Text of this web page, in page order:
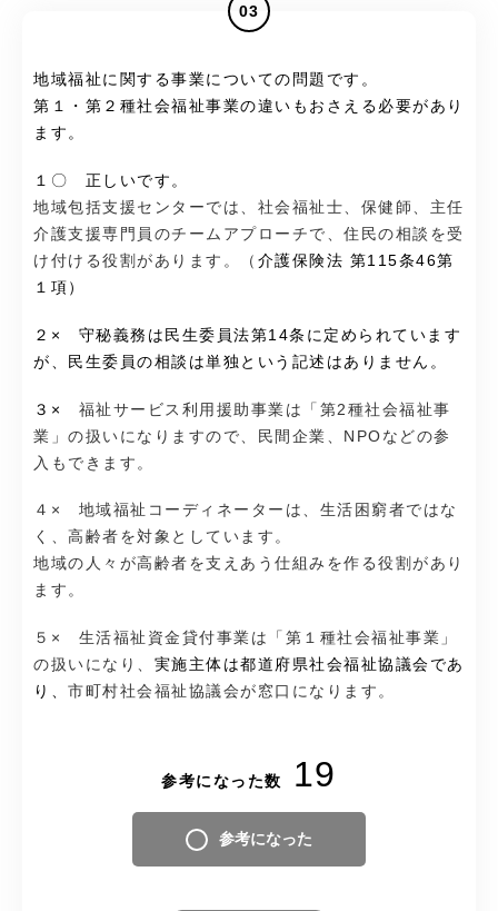
03
地域福祉に関する事業についての問題です。
第１・第２種社会福祉事業の違いもおさえる必要があり
ます。
１〇 正しいです。
地域包括支援センターでは、社会福祉士、保健師、主任
介護支援専門員のチームアプローチで、住民の相談を受
け付ける役割があります。（ 介護保険法 第115条46第
１項）
２× 守秘義務は民生委員法第14条に定められています
が、民生委員の相談は単独という記述はありません。
３× 福祉サービス利用援助事業は「第2種社会福祉事
業」の扱いになりますので、民間企業、NPOなどの参
入もできます。
４× 地域福祉コーディネーターは、生活困窮者ではな
く、高齢者を対象としています。
地域の人々が高齢者を支えあう仕組みを作る役割があり
ます。
５× 生活福祉資金貸付事業は「第１種社会福祉事業」
の扱いになり、 実施主体は都道府県社会福祉協議会であ
り、 市町村社会福祉協議会が窓口になります。
参考になった数 19
参考になった